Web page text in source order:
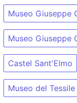
Museo Giuseppe
Museo Giuseppe
Castel Sant'Elmo
Museo del